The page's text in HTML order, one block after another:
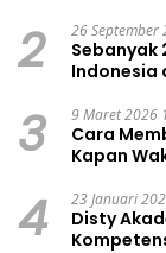
2 26 September
Sebanyak
Indonesia
3 9 Maret 2026
Cara
Kapan
4 23 Januari
Disty